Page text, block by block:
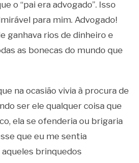
o “pai era advogado”. Isso
para mim. Advogado!
ganhava rios de dinheiro e
as bonecas do mundo que
na ocasião vivia à procura de
ser ele qualquer coisa que
ela se ofenderia ou brigaria
que eu me sentia
brinquedos